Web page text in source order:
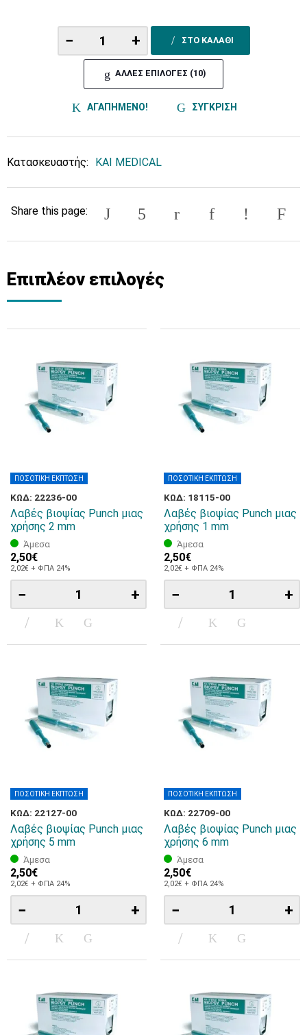
− + ΣΤΟ ΚΑΛΑΘΙ
ΑΛΛΕΣ ΕΠΙΛΟΓΕΣ (10)
ΑΓΑΠΗΜΕΝΟ! ΣΥΓΚΡΙΣΗ
Κατασκευαστής: KAI MEDICAL
Share this page:
Επιπλέον επιλογές
ΠΟΣΟΤΙΚΗ ΕΚΠΤΩΣΗ
ΚΩΔ: 22236-00
Λαβές βιοψίας Punch μιας
χρήσης 2 mm
Άμεσα
2,50€
2,02€ + ΦΠΑ 24%
− +
ΠΟΣΟΤΙΚΗ ΕΚΠΤΩΣΗ
ΚΩΔ: 18115-00
Λαβές βιοψίας Punch μιας
χρήσης 1 mm
Άμεσα
2,50€
2,02€ + ΦΠΑ 24%
− +
ΠΟΣΟΤΙΚΗ ΕΚΠΤΩΣΗ
ΚΩΔ: 22127-00
Λαβές βιοψίας Punch μιας
χρήσης 5 mm
Άμεσα
2,50€
2,02€ + ΦΠΑ 24%
− +
ΠΟΣΟΤΙΚΗ ΕΚΠΤΩΣΗ
ΚΩΔ: 22709-00
Λαβές βιοψίας Punch μιας
χρήσης 6 mm
Άμεσα
2,50€
2,02€ + ΦΠΑ 24%
− +